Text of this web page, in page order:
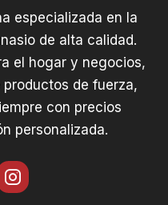
especializada en la
de alta calidad.
el hogar y negocios,
de fuerza,
con precios
personalizada.